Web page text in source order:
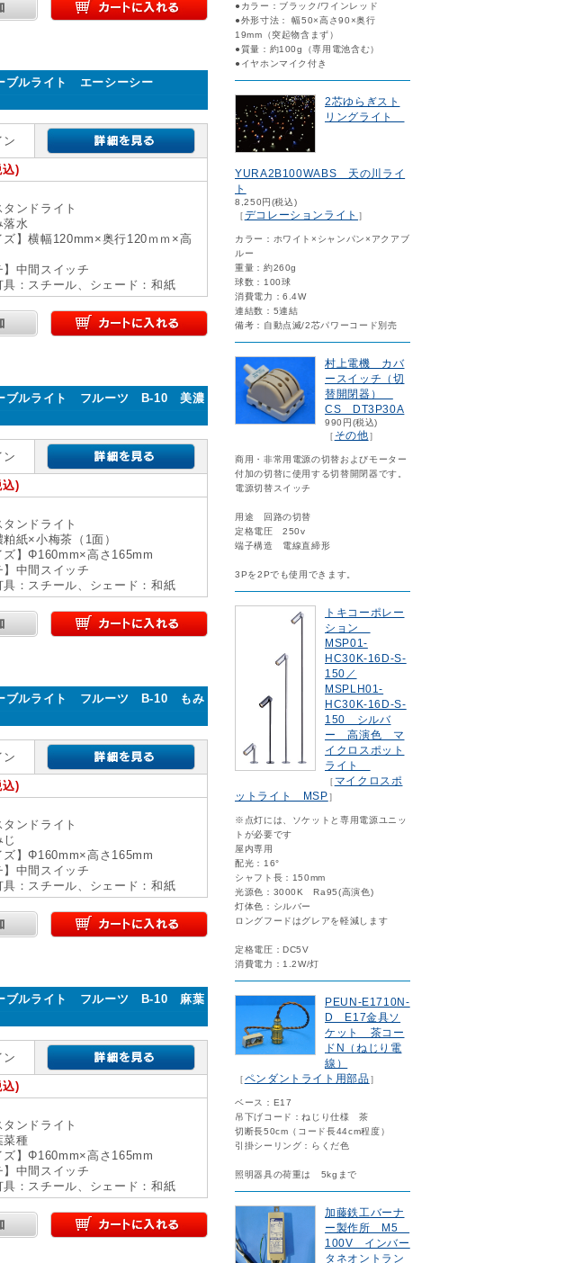
ブルライト エーシーシー
ン
込)
ンドライト
落水
ズ】横幅120mm×奥行120ｍｍ×高
】中間スイッチ
具：スチール、シェード：和紙
ーブルライト フルーツ B-10 美濃
ン
込)
ンドライト
粕紙×小梅茶（1面）
ズ】Φ160mm×高さ165mm
】中間スイッチ
具：スチール、シェード：和紙
ーブルライト フルーツ B-10 もみ
ン
込)
ンドライト
じ
ズ】Φ160mm×高さ165mm
】中間スイッチ
具：スチール、シェード：和紙
ーブルライト フルーツ B-10 麻葉
ン
込)
ンドライト
菜種
ズ】Φ160mm×高さ165mm
】中間スイッチ
具：スチール、シェード：和紙
●カラー：ブラック/ワインレッド
●外形寸法： 幅50×高さ90×奥行
19mm（突起物含まず）
●質量：約100g（専用電池含む）
●イヤホンマイク付き
2芯ゆらぎスト
リングライト
YURA2B100WABS 天の川ライ
ト
8,250円(税込)
［デコレーションライト ］
カラー：ホワイト×シャンパン×アクアブ
ルー
重量：約260g
球数：100球
消費電力：6.4W
連結数：5連結
備考：自動点滅/2芯パワーコード別売
村上電機 カバ
ースイッチ（切
替開閉器）
CS DT3P30A
990円(税込)
［ その他］
商用・非常用電源の切替およびモーター
付加の切替に使用する切替開閉器です。
電源切替スイッチ
用途 回路の切替
定格電圧 250v
端子構造 電線直締形
3Pを2Pでも使用できます。
トキコーポレー
ション
MSP01-
HC30K-16D-S-
150／
MSPLH01-
HC30K-16D-S-
150 シルバ
ー 高演色 マ
イクロスポット
ライト
［ マイクロスポ
ットライト MSP］
※点灯には、ソケットと専用電源ユニッ
トが必要です
屋内専用
配光：16°
シャフト長：150mm
光源色：3000K Ra95(高演色)
灯体色：シルバー
ロングフードはグレアを軽減します
定格電圧：DC5V
消費電力：1.2W/灯
PEUN-E1710N-
D E17金具ソ
ケット 茶コー
ドN（ねじり電
線）
［ペンダントライト用部品］
ベース：E17
吊下げコード：ねじり仕様 茶
切断長50cm（コード長44cm程度）
引掛シーリング：らくだ色
照明器具の荷重は 5kgまで
加藤鉄工バーナ
ー製作所 M5
100V インバー
タネオントラン